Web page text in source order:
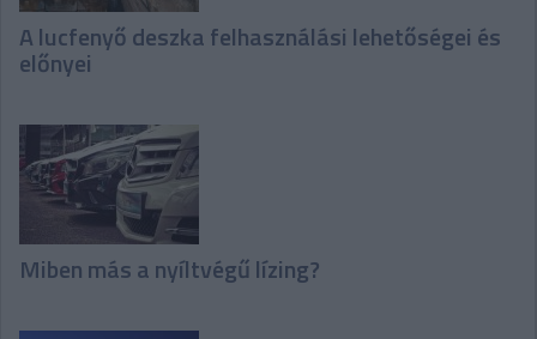
A lucfenyő deszka felhasználási lehetőségei és
előnyei
Miben más a nyíltvégű lízing?